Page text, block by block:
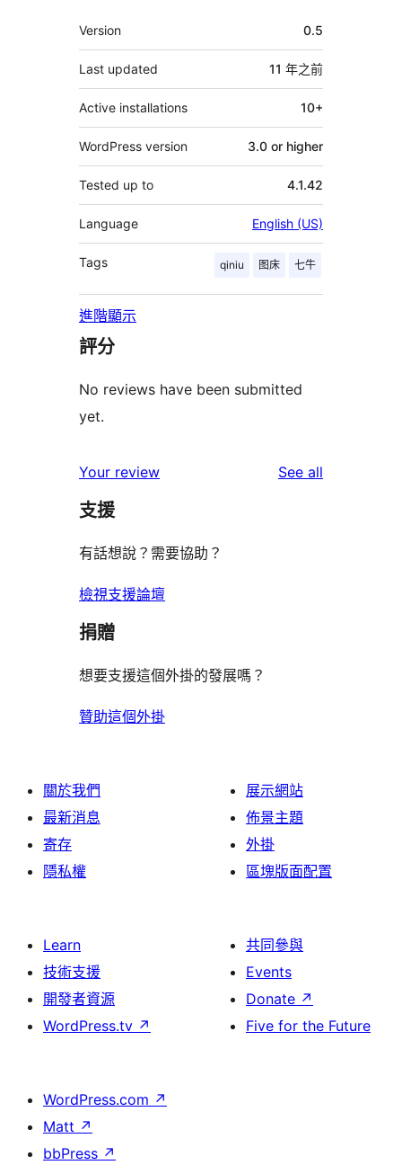
其
它
Version 0.5
Last updated 11 年之前
Active installations 10+
WordPress version 3.0 or higher
Tested up to 4.1.42
Language English (US)
Tags qiniu 图床 七牛
進階顯示
評分
No reviews have been submitted
yet.
Your review See all
支援
有話想說？需要協助？
檢視支援論壇
捐贈
想要支援這個外掛的發展嗎？
贊助這個外掛
關於我們
最新消息
寄存
隱私權
展示網站
佈景主題
外掛
區塊版面配置
Learn
技術支援
開發者資源
WordPress.tv ↗
共同參與
Events
Donate ↗
Five for the Future
WordPress.com ↗
Matt ↗
bbPress ↗